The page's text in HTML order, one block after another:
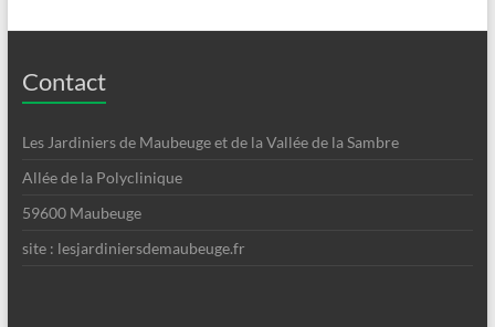
Contact
Les Jardiniers de Maubeuge et de la Vallée de la Sambre
Allée de la Polyclinique
59600 Maubeuge
site : lesjardiniersdemaubeuge.fr